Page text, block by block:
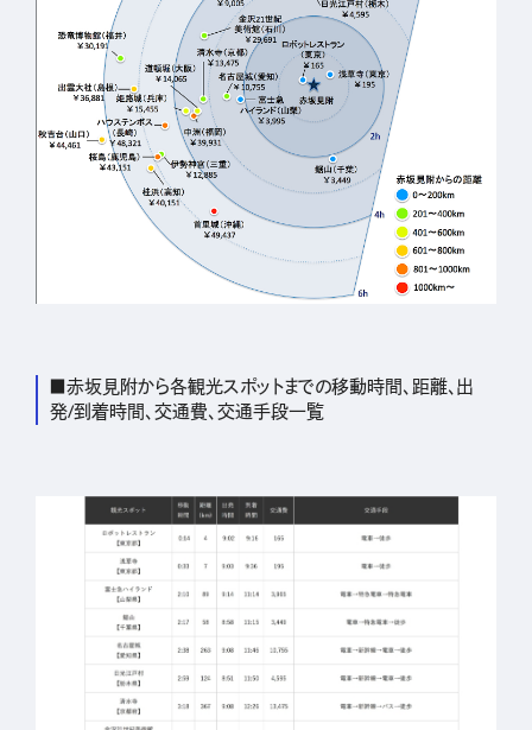
■赤坂見附から各観光スポットまでの移動時間、距離、出
発/到着時間、交通費、交通手段一覧